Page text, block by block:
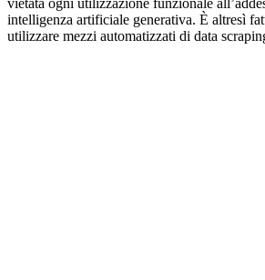
intelligenza artificiale generativa. È altresì
utilizzare mezzi automatizzati di data